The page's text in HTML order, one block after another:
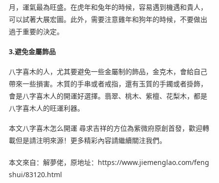
月，運氣最為旺盛。在虎年和兔年的時候，容易遇到機遇和貴人，
可以試著大展宏圖。此外，需要注意雞年和狗年的時候，不要做出
過于重要的決定。
3.避免金屬飾品
八字喜木的人，尤其要避免一些金屬制的飾品，金克木，會給自己
帶來一些損害。木質的手串或者戒指，還有玉質的手鐲或者掛飾，
會是八字喜木人的開運好選擇。翡翠、桃木、紫檀、花梨木，都是
八字喜木人的旺運利器。
本文八字喜木怎么開運 尋求吉祥的方位為紫微府原創首發，歡迎轉
載但是請注明來源！更多精彩內容請繼續關注我們。
本文來自：解夢佬，原地址：https://www.jiemenglao.com/feng
shui/83120.html